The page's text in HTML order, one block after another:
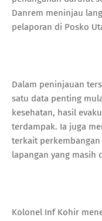
Danrem meninjau
pelaporan di Posko
Dalam peninjauan
satu data penting
kesehatan, hasil
terdampak. Ia juga
terkait
lapangan yang masih
Kolonel Inf Kohir